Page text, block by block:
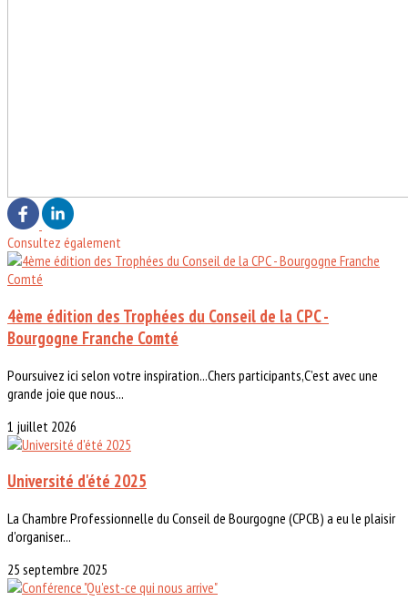
Consultez également
4ème édition des Trophées du Conseil de la CPC -
Bourgogne Franche Comté
Poursuivez ici selon votre inspiration...Chers participants,C’est avec une
grande joie que nous...
1 juillet 2026
Université d'été 2025
La Chambre Professionnelle du Conseil de Bourgogne (CPCB) a eu le plaisir
d'organiser...
25 septembre 2025